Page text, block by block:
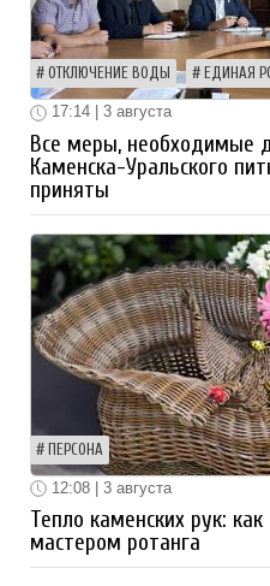
ОТКЛЮЧЕНИЕ ВОДЫ ЕДИНАЯ
17:14 | 3 августа
Все меры, необходимые
Каменска-Уральского
приняты
ПЕРСОНА
12:08 | 3 августа
Тепло каменских рук: как
мастером ротанга